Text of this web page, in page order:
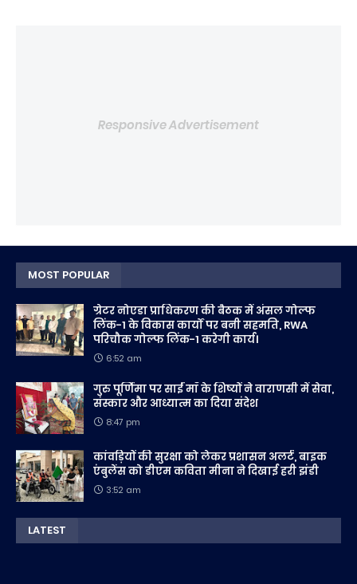
Responsive Advertisement
MOST POPULAR
ग्रेटर नोएडा प्राधिकरण की बैठक में अंसल गोल्फ
लिंक-1 के विकास कार्यों पर बनी सहमति, RWA
परिचौक गोल्फ लिंक-1 करेगी कार्य।
6:52 am
गुरु पूर्णिमा पर साईं माँ के शिष्यों ने वाराणसी में सेवा,
संस्कार और आध्यात्म का दिया संदेश
8:47 pm
कांवड़ियों की सुरक्षा को लेकर प्रशासन अलर्ट, बाइक
एंबुलेंस को डीएम कविता मीना ने दिखाई हरी झंडी
3:52 am
LATEST